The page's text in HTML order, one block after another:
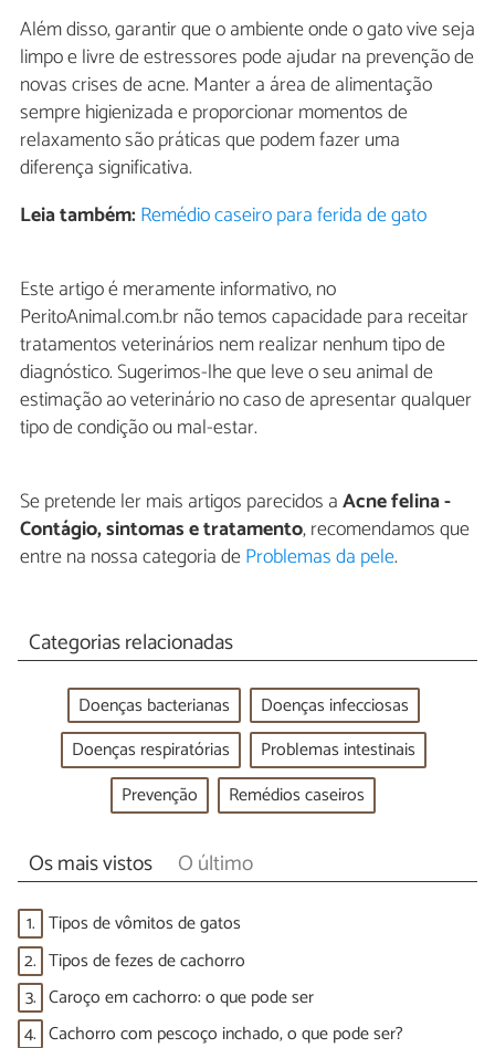
Além disso, garantir que o ambiente onde o gato vive seja
limpo e livre de estressores pode ajudar na prevenção de
novas crises de acne. Manter a área de alimentação
sempre higienizada e proporcionar momentos de
relaxamento são práticas que podem fazer uma
diferença significativa.
Leia também:Remédio caseiro para ferida de gato
Este artigo é meramente informativo, no
PeritoAnimal.com.br não temos capacidade para receitar
tratamentos veterinários nem realizar nenhum tipo de
diagnóstico. Sugerimos-lhe que leve o seu animal de
estimação ao veterinário no caso de apresentar qualquer
tipo de condição ou mal-estar.
Se pretende ler mais artigos parecidos aAcne felina -
Contágio, sintomas e tratamento, recomendamos que
entre na nossa categoria deProblemas da pele.
Categorias relacionadas
Doenças bacterianas
Doenças infecciosas
Doenças respiratórias
Problemas intestinais
Prevenção
Remédios caseiros
Os mais vistos O último
1. Tipos de vômitos de gatos
2. Tipos de fezes de cachorro
3. Caroço em cachorro: o que pode ser
4. Cachorro com pescoço inchado, o que pode ser?